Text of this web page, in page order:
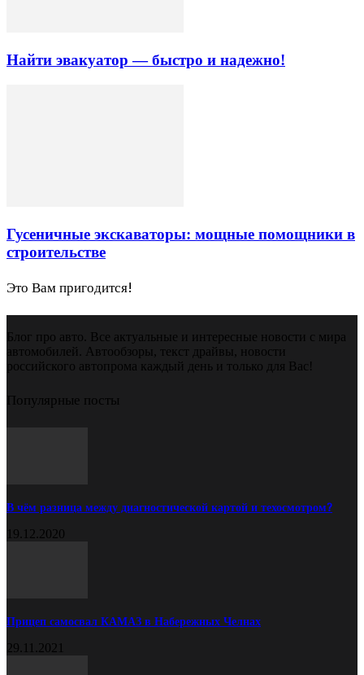
Найти эвакуатор — быстро и надежно!
Гусеничные экскаваторы: мощные помощники в
строительстве
Это Вам пригодится!
Блог про авто. Все актуальные и интересные новости с мира
автомобилей. Автообзоры, текст драйвы, новости
российского автопрома каждый день и только для Вас!
Популярные посты
В чём разница между диагностической картой и техосмотром?
19.12.2020
Прицеп самосвал КАМАЗ в Набережных Челнах
29.11.2021